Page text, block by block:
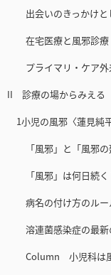
出会いのきっかけと
在宅医療と風邪診療
プライマリ・ケア外
II 診療の場からみえる
1小児の風邪〈蓮見純
「風邪」と「風邪の
「風邪」は何日続く
病名の付け方のルー
溶連菌感染症の最新
Column 小児科は風